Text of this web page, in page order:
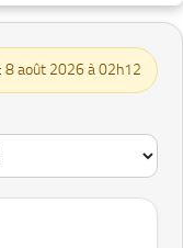
8 août 2026 à 02h12